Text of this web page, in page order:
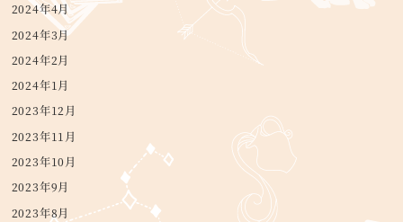
2024年4月
2024年3月
2024年2月
2024年1月
2023年12月
2023年11月
2023年10月
2023年9月
2023年8月